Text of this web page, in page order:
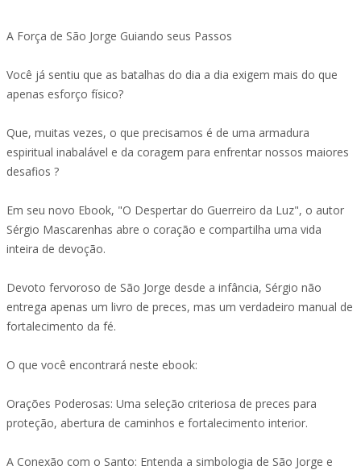
A Força de São Jorge Guiando seus Passos
Você já sentiu que as batalhas do dia a dia exigem mais do que
apenas esforço físico?
Que, muitas vezes, o que precisamos é de uma armadura
espiritual inabalável e da coragem para enfrentar nossos maiores
desafios ?
Em seu novo Ebook, "O Despertar do Guerreiro da Luz", o autor
Sérgio Mascarenhas abre o coração e compartilha uma vida
inteira de devoção.
Devoto fervoroso de São Jorge desde a infância, Sérgio não
entrega apenas um livro de preces, mas um verdadeiro manual de
fortalecimento da fé.
O que você encontrará neste ebook:
Orações Poderosas: Uma seleção criteriosa de preces para
proteção, abertura de caminhos e fortalecimento interior.
A Conexão com o Santo: Entenda a simbologia de São Jorge e